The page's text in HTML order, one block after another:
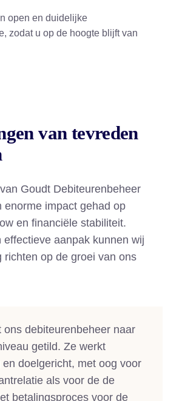
open en duidelijke
zodat u op de hoogte blijft van
van tevreden
Goudt Debiteurenbeheer
enorme impact gehad op
en financiële stabiliteit.
effectieve aanpak kunnen wij
richten op de groei van ons
ons debiteurenbeheer naar
getild. Ze werkt
en doelgericht, met oog voor
als voor de de
betalingsproces voor de